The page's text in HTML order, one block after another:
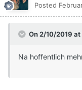
Posted
On 2/10/2019
Na hoffentlich